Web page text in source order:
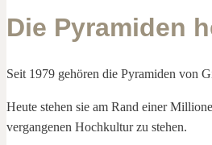
Die Pyramiden
Seit 1979 gehören die Pyramiden von
Heute stehen sie am Rand einer
vergangenen Hochkultur zu stehen.